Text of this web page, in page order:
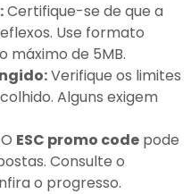
Certifique-se de que a
Use formato
máximo de 5MB.
Verifique os limites
Alguns exigem
O ESC promo code pode
Consulte o
o progresso.